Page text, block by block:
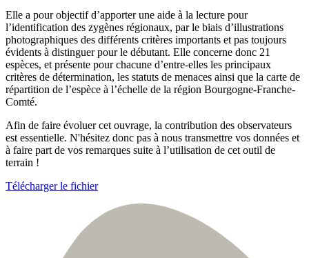
Elle a pour objectif d’apporter une aide à la lecture pour
l’identification des zygènes régionaux, par le biais d’illustrations
photographiques des différents critères importants et pas toujours
évidents à distinguer pour le débutant. Elle concerne donc 21
espèces, et présente pour chacune d’entre-elles les principaux
critères de détermination, les statuts de menaces ainsi que la carte de
répartition de l’espèce à l’échelle de la région Bourgogne-Franche-
Comté.
Afin de faire évoluer cet ouvrage, la contribution des observateurs
est essentielle. N'hésitez donc pas à nous transmettre vos données et
à faire part de vos remarques suite à l’utilisation de cet outil de
terrain !
Télécharger le fichier